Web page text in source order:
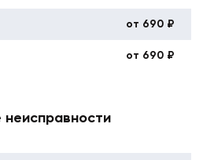
от 690 ₽
от 690 ₽
неисправности